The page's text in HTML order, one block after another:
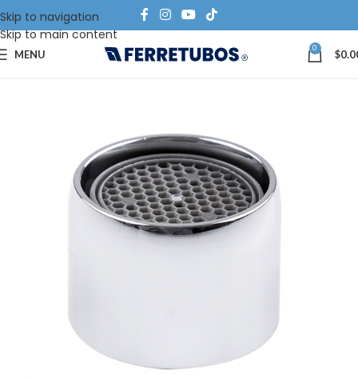
Skip to navigation
Skip to main content
MENU 0 $